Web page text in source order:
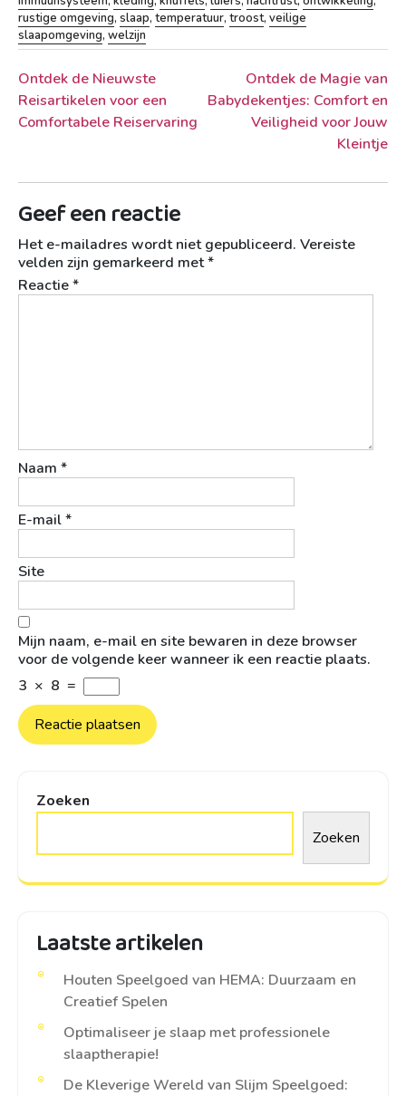
rustige omgeving, slaap, temperatuur, troost, veilige
slaapomgeving, welzijn
Berichtnavigatie
Ontdek de Nieuwste
Reisartikelen voor een
Comfortabele Reiservaring
Ontdek de Magie van
Babydekentjes: Comfort en
Veiligheid voor Jouw
Kleintje
Geef een reactie
Het e-mailadres wordt niet gepubliceerd. Vereiste
velden zijn gemarkeerd met*
Reactie*
Naam *
E-mail*
Site
Mijn naam, e-mail en site bewaren in deze browser
voor de volgende keer wanneer ik een reactie plaats.
3 × 8 =
Zoeken
Zoeken
Laatste artikelen
Houten Speelgoed van HEMA: Duurzaam en
Creatief Spelen
Optimaliseer je slaap met professionele
slaaptherapie!
De Kleverige Wereld van Slijm Speelgoed: